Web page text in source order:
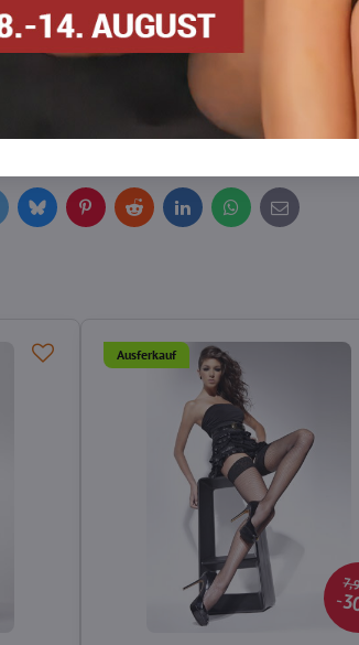
an den Oberschenkeln herunterrutschen.
sinnlich und elegant auszusehen.
Podväzkové pásy
BlueskyPinterestRedditLinkedInWhatsApp
E-
mail
Ausferkauf